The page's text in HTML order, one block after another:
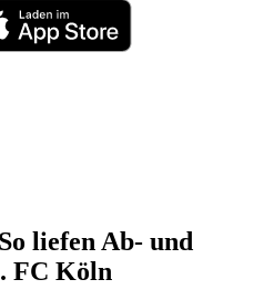
liefen Ab- und
FC Köln